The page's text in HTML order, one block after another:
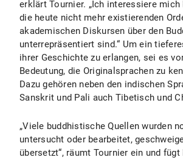
erklärt Tournier. „Ich interessiere
die heute nicht mehr existierenden
akademischen Diskursen über den
unterrepräsentiert sind.“ Um ein
ihrer Geschichte zu erlangen, sei es
Bedeutung, die Originalsprachen zu
Dazu gehören neben den indischen
Sanskrit und Pali auch Tibetisch und
„Viele buddhistische Quellen wurden
untersucht oder bearbeitet,
übersetzt“, räumt Tournier ein und